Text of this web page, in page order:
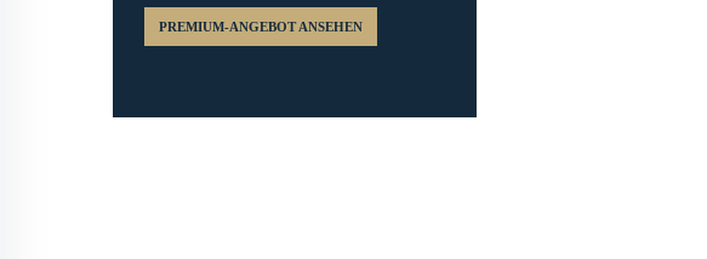
PREMIUM-ANGEBOT ANSEHEN